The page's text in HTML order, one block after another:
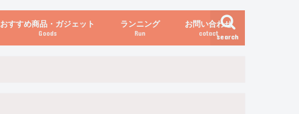
search
おすすめ商品・ガジェット
Goods
ランニング
Run
お問い合わせ
cotact